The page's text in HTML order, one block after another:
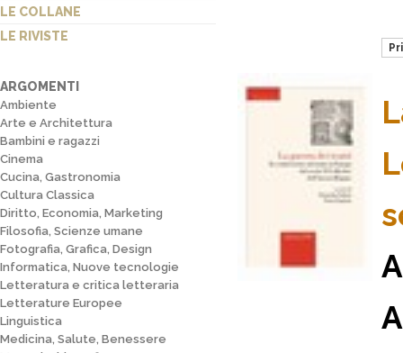
LE COLLANE
LE RIVISTE
ARGOMENTI
Ambiente
Arte e Architettura
Bambini e ragazzi
Cinema
Cucina, Gastronomia
Cultura Classica
Diritto, Economia, Marketing
Filosofia, Scienze umane
Fotografia, Grafica, Design
Informatica, Nuove tecnologie
Letteratura e critica letteraria
Letterature Europee
Linguistica
Medicina, Salute, Benessere